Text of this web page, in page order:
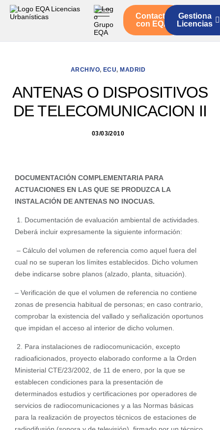
Servicios
Contacto
con EQA
Gestiona
Licencias
ARCHIVO, ECU, MADRID
ANTENAS O DISPOSITIVOS
DE TELECOMUNICACION II
03/03/2010
DOCUMENTACIÓN COMPLEMENTARIA PARA
ACTUACIONES EN LAS QUE SE PRODUZCA LA
INSTALACIÓN DE ANTENAS NO INOCUAS.
1. Documentación de evaluación ambiental de actividades.
Deberá incluir expresamente la siguiente información:
– Cálculo del volumen de referencia como aquel fuera del
cual no se superan los límites establecidos. Dicho volumen
debe indicarse sobre planos (alzado, planta, situación).
– Verificación de que el volumen de referencia no contiene
zonas de presencia habitual de personas; en caso contrario,
comprobar la existencia del vallado y señalización oportunos
que impidan el acceso al interior de dicho volumen.
2. Para instalaciones de radiocomunicación, excepto
radioaficionados, proyecto elaborado conforme a la Orden
Ministerial CTE/23/2002, de 11 de enero, por la que se
establecen condiciones para la presentación de
determinados estudios y certificaciones por operadores de
servicios de radiocomunicaciones y a las Normas básicas
para la realización de proyectos técnicos de estaciones de